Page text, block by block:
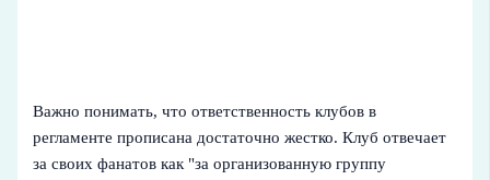
Важно понимать, что ответственность клубов в
регламенте прописана достаточно жестко. Клуб отвечает
за своих фанатов как "за организованную группу